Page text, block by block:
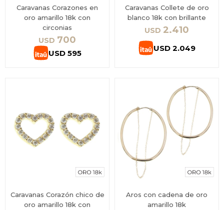
Caravanas Corazones en
oro amarillo 18k con
circonias
USD 700
USD 595
Caravanas Collete de oro
blanco 18k con brillante
USD 2.410
USD 2.049
Caravanas Corazón chico de
oro amarillo 18k con
Aros con cadena de oro
amarillo 18k